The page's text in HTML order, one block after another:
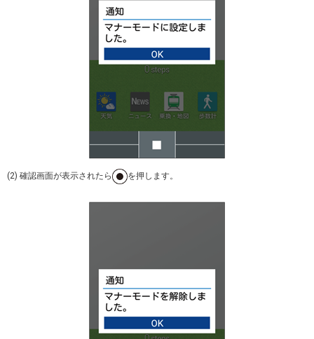
(2) 確認画面が表示されたら を押します。